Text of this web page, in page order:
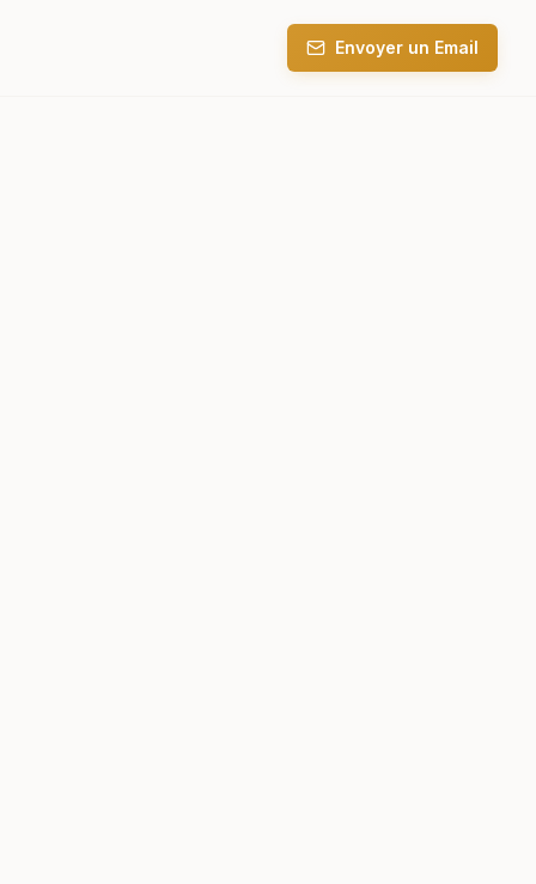
Envoyer un Email